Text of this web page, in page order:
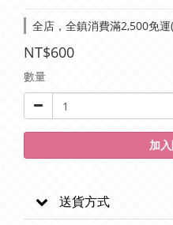
全店，全鎮消費滿2,500免
NT$600
數量
加
送貨方式